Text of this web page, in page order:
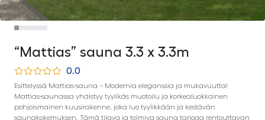
“Mattias” sauna 3.3 x 3.3m
0.0
Esittelyssä Mattias-sauna – Modernia eleganssia ja mukavuutta!
Mattias-saunassa yhdistyy tyylikäs muotoilu ja korkealuokkainen
pohjoismainen kuusirakenne, joka luo tyylikkään ja kestävän
saunakokemuksen. Tämä tilava ja toimiva sauna tarjoaa rentouttavan